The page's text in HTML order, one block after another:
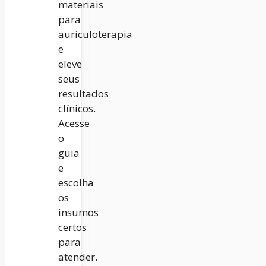
materiais
para
auriculoterapia
e
eleve
seus
resultados
clínicos.
Acesse
o
guia
e
escolha
os
insumos
certos
para
atender.